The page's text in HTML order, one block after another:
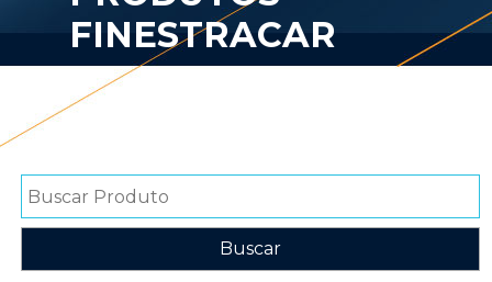
FINESTRACAR